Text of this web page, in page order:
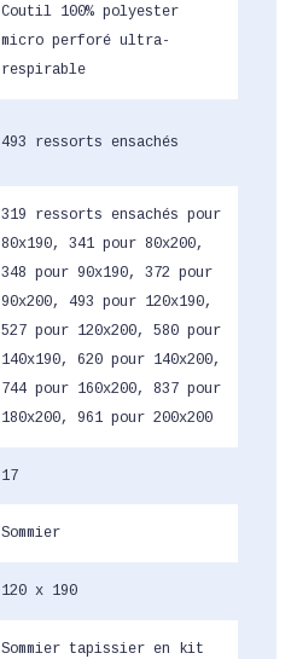
Coutil 100% polyester
micro perforé ultra-
respirable
493 ressorts ensachés
319 ressorts ensachés pour
80x190, 341 pour 80x200,
348 pour 90x190, 372 pour
90x200, 493 pour 120x190,
527 pour 120x200, 580 pour
140x190, 620 pour 140x200,
744 pour 160x200, 837 pour
180x200, 961 pour 200x200
17
Sommier
120 x 190
Sommier tapissier en kit